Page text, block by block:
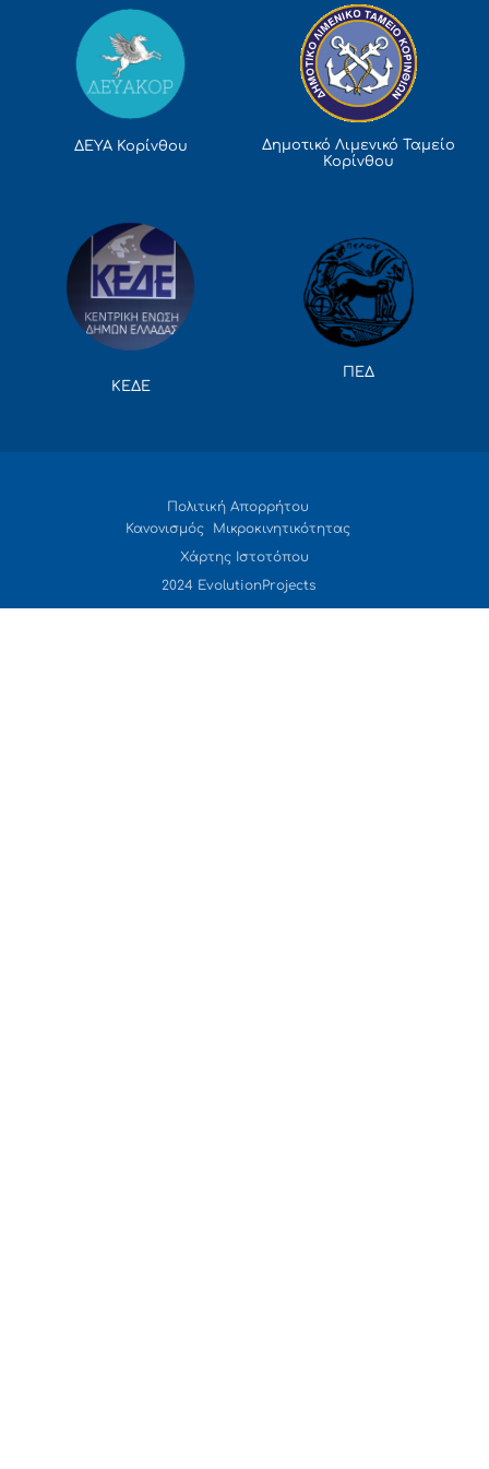
ΔΕΥΑ Κορίνθου
Δημοτικό Λιμενικό Ταμείο
Κορίνθου
ΚΕΔΕ
ΠΕΔ
Πολιτική Απορρήτου
Κανονισμός Μικροκινητικότητας
Χάρτης Ιστοτόπου
2024 EvolutionProjects